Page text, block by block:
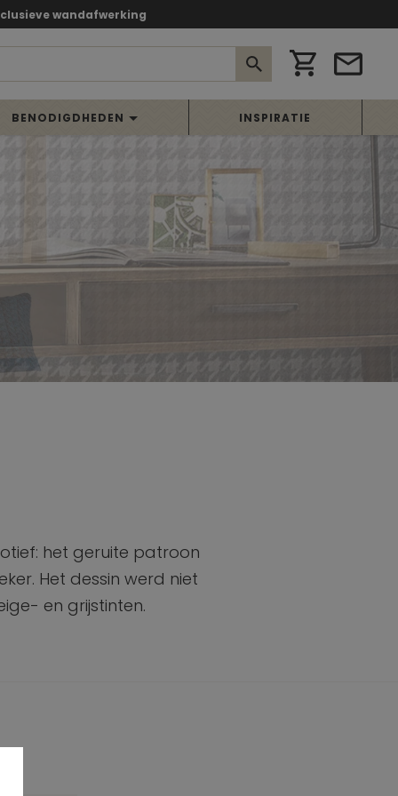
wandafwerking
BENODIGDHEDEN INSPIRATIE
het geruite patroon
Het dessin werd niet
en grijstinten.